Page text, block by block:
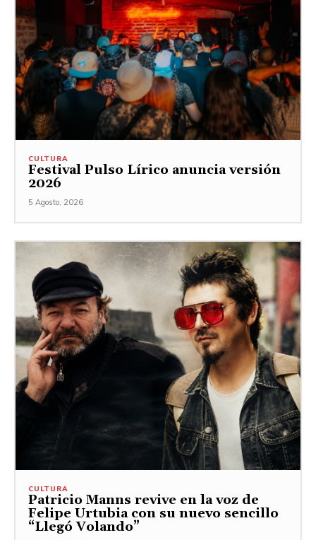
CULTURA
Festival Pulso Lírico anuncia versión
2026
5 Agosto, 2026
CULTURA
Patricio Manns revive en la voz de
Felipe Urtubia con su nuevo sencillo
“Llegó Volando”